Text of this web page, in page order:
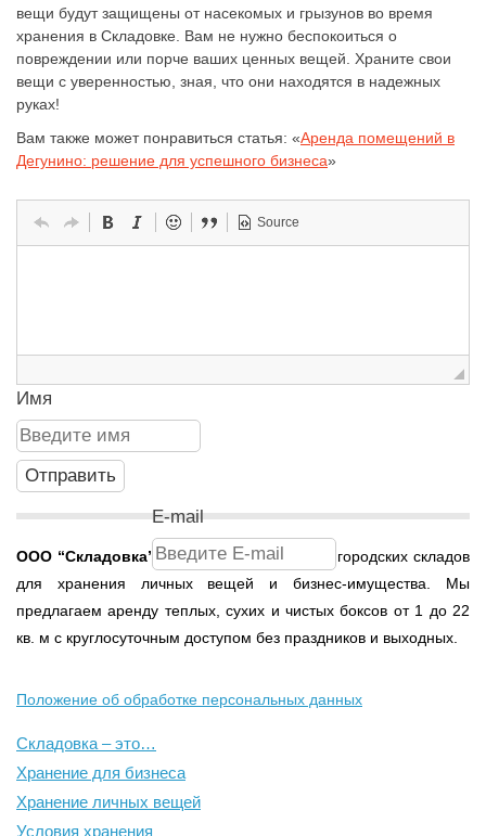
вещи будут защищены от насекомых и грызунов во время
хранения в Складовке. Вам не нужно беспокоиться о
повреждении или порче ваших ценных вещей. Храните свои
вещи с уверенностью, зная, что они находятся в надежных
руках!
Вам также может понравиться статья: «Аренда помещений в
Дегунино: решение для успешного бизнеса»
Source
Имя
E-mail
ООО “Складовка” - это сеть современных городских складов
для хранения личных вещей и бизнес-имущества. Мы
предлагаем аренду теплых, сухих и чистых боксов от 1 до 22
кв. м с круглосуточным доступом без праздников и выходных.
Положение об обработке персональных данных
Складовка – это…
Хранение для бизнеса
Хранение личных вещей
Условия хранения